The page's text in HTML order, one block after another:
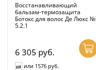
Восстанавливающий
бальзам-термозащита
Ботокс для волос Де Люкс №
5.2.1
6 305 руб.
или 1576 руб.